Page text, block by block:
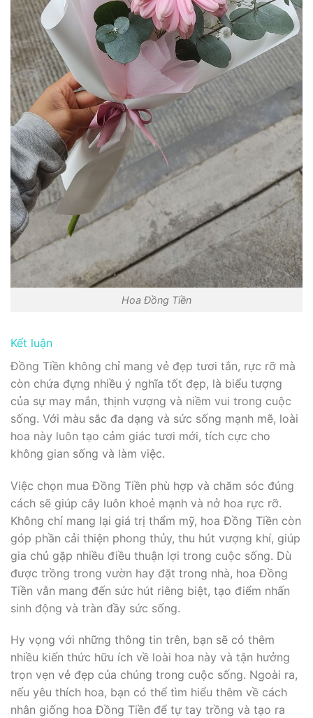
Hoa Đồng Tiền
Kết luận
Đồng Tiền không chỉ mang vẻ đẹp tươi tắn, rực rỡ mà
còn chứa đựng nhiều ý nghĩa tốt đẹp, là biểu tượng
của sự may mắn, thịnh vượng và niềm vui trong cuộc
sống. Với màu sắc đa dạng và sức sống mạnh mẽ, loài
hoa này luôn tạo cảm giác tươi mới, tích cực cho
không gian sống và làm việc.
Việc chọn mua Đồng Tiền phù hợp và chăm sóc đúng
cách sẽ giúp cây luôn khoẻ mạnh và nở hoa rực rỡ.
Không chỉ mang lại giá trị thẩm mỹ, hoa Đồng Tiền còn
góp phần cải thiện phong thủy, thu hút vượng khí, giúp
gia chủ gặp nhiều điều thuận lợi trong cuộc sống. Dù
được trồng trong vườn hay đặt trong nhà, hoa Đồng
Tiền vẫn mang đến sức hút riêng biệt, tạo điểm nhấn
sinh động và tràn đầy sức sống.
Hy vọng với những thông tin trên, bạn sẽ có thêm
nhiều kiến thức hữu ích về loài hoa này và tận hưởng
trọn vẹn vẻ đẹp của chúng trong cuộc sống. Ngoài ra,
nếu yêu thích hoa, bạn có thể tìm hiểu thêm về cách
nhân giống hoa Đồng Tiền để tự tay trồng và tạo ra